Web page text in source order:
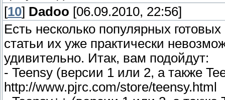
[10] Dadoo [06.09.2010, 22:56]
Есть несколько популярных
статьи их уже практически
удивительно. Итак, вам подойдут:
- Teensy (версии 1 или 2, а также
http://www.pjrc.com/store/teensy.html